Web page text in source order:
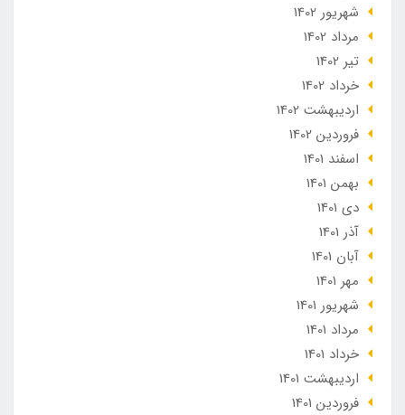
شهریور 1402
مرداد 1402
تير 1402
خرداد 1402
ارديبهشت 1402
فروردین 1402
اسفند 1401
بهمن 1401
دی 1401
آذر 1401
آبان 1401
مهر 1401
شهریور 1401
مرداد 1401
خرداد 1401
ارديبهشت 1401
فروردین 1401